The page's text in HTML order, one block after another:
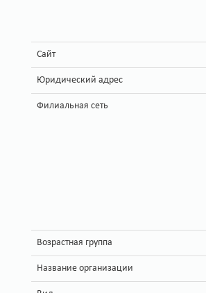
Сайт
Юридический адрес
Филиальная сеть
Возрастная группа
Название организации